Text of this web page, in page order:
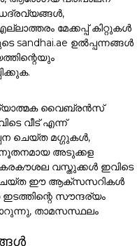
മേക്കപ്പ് കിറ്റുകൾ
sandhai.ae ഉൽപ്പന്നങ്ങൾ
വൈബ്രൻസ്
വീട് എന്ന്
ചെയ്ത മഗ്ഗുകൾ,
നൂതനമായ അടുക്കള
വസ്തുക്കൾ ഇവിടെ
ചെയ്ത ഈ ആക്സസറികൾ
സൗന്ദര്യം
മാറുന്നു, താമസസ്ഥലം